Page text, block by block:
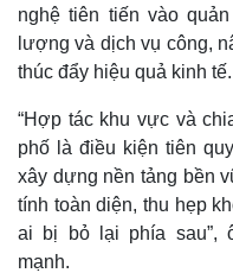
nghệ tiên tiến vào
lượng và dịch vụ công,
thúc đẩy hiệu quả kinh tế.
“Hợp tác khu vực và
phố là điều kiện tiên
xây dựng nền tảng bền
tính toàn diện, thu hẹp
ai bị bỏ lại phía sau”,
mạnh.